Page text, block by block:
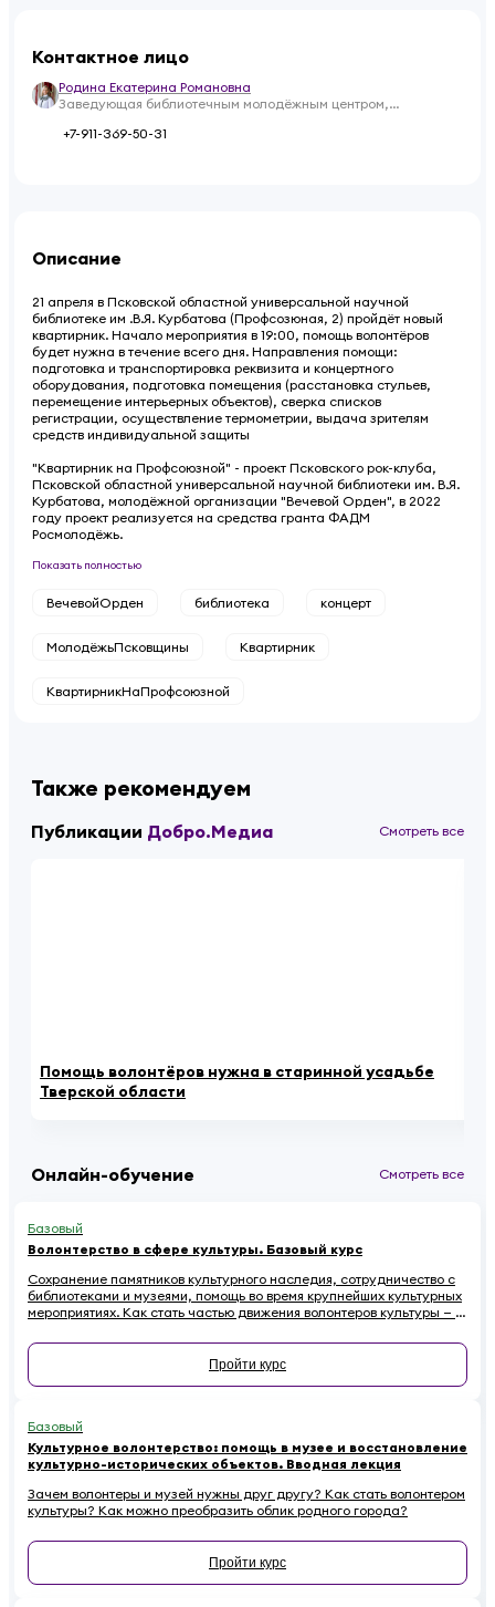
Контактное лицо
Родина Екатерина Романовна
Заведующая библиотечным молодёжным центром,
+7-911-369-50-31
Описание
21 апреля в Псковской областной универсальной научной
библиотеке им .В.Я. Курбатова (Профсозюная, 2) пройдёт новый
квартирник. Начало мероприятия в 19:00, помощь волонтёров
будет нужна в течение всего дня. Направления помощи:
подготовка и транспортировка реквизита и концертного
оборудования, подготовка помещения (расстановка стульев,
перемещение интерьерных объектов), сверка списков
регистрации, осуществление термометрии, выдача зрителям
средств индивидуальной защиты
"Квартирник на Профсоюзной" - проект Псковского рок-клуба,
Псковской областной универсальной научной библиотеки им. В.Я.
Курбатова, молодёжной организации "Вечевой Орден", в 2022
году проект реализуется на средства гранта ФАДМ
Росмолодёжь.
Показать полностью
ВечевойОрден библиотека концерт
МолодёжьПсковщины Квартирник
КвартирникНаПрофсоюзной
Также рекомендуем
Публикации Добро.Медиа Смотреть все
Помощь волонтёров нужна в старинной усадьбе
Тверской области
Онлайн-обучение Смотреть все
Базовый
Волонтерство в сфере культуры. Базовый курс
Сохранение памятников культурного наследия, сотрудничество с
библиотеками и музеями, помощь во время крупнейших культурных
мероприятиях. Как стать частью движения волонтеров культуры — в
Пройти курс
Базовый
Культурное волонтерство: помощь в музее и восстановление
культурно-исторических объектов. Вводная лекция
Зачем волонтеры и музей нужны друг другу? Как стать волонтером
культуры? Как можно преобразить облик родного города?
Пройти курс